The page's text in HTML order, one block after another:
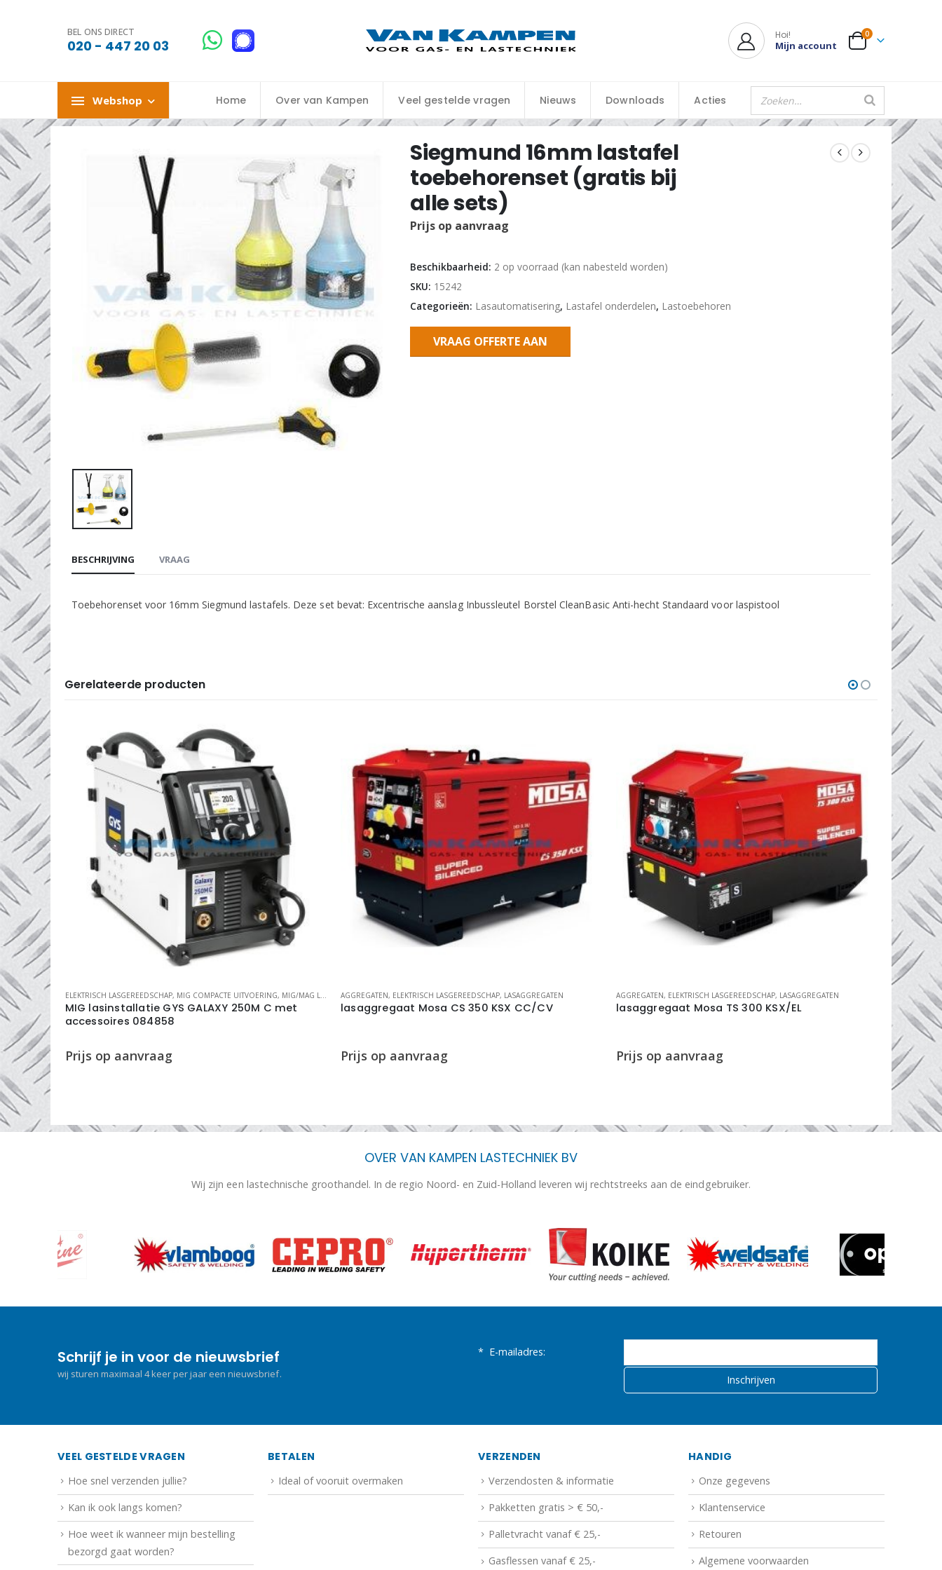
BEL ONS DIRECT
020 - 447 20 03
Hoi!
Mijn account
0
Webshop Home Over van Kampen Veel gestelde vragen Nieuws Downloads Acties
Siegmund 16mm lastafel
toebehorenset (gratis bij
alle sets)
Prijs op aanvraag
Beschikbaarheid: 2 op voorraad (kan nabesteld worden)
SKU: 15242
Categorieën: Lasautomatisering, Lastafel onderdelen, Lastoebehoren
VRAAG OFFERTE AAN
BESCHRIJVING VRAAG
Toebehorenset voor 16mm Siegmund lastafels. Deze set bevat: Excentrische aanslag Inbussleutel Borstel CleanBasic Anti-hecht Standaard voor laspistool
Gerelateerde producten
(Li-
ELEKTRISCH LASGEREEDSCHAP, MIG COMPACTE UITVOERING, MIG/MAG LASINSTALLATIES
MIG lasinstallatie GYS GALAXY 250M C met
accessoires 084858
AGGREGATEN, ELEKTRISCH LASGEREEDSCHAP, LASAGGREGATEN
lasaggregaat Mosa CS 350 KSX CC/CV
AGGREGATEN, ELEKTRISCH LASGEREEDSCHAP, LASAGGREGATEN
lasaggregaat Mosa TS 300 KSX/EL
BMBE
inverter
OVER VAN KAMPEN LASTECHNIEK BV
Wij zijn een lastechnische groothandel. In de regio Noord- en Zuid-Holland leveren wij rechtstreeks aan de eindgebruiker.
Schrijf je in voor de nieuwsbrief
wij sturen maximaal 4 keer per jaar een nieuwsbrief.
* E-mailadres:
VEEL GESTELDE VRAGEN
Hoe snel verzenden jullie?
Kan ik ook langs komen?
Hoe weet ik wanneer mijn bestelling
bezorgd gaat worden?
BETALEN
Ideal of vooruit overmaken
VERZENDEN
Verzendosten & informatie
Pakketten gratis > € 50,-
Palletvracht vanaf € 25,-
Gasflessen vanaf € 25,-
HANDIG
Onze gegevens
Klantenservice
Retouren
Algemene voorwaarden